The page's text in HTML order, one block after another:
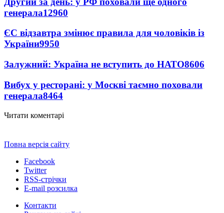
генерала12960
ЄС відзавтра змінює правила для чоловіків із
України9950
Залужний: Україна не вступить до НАТО8606
Вибух у ресторані: у Москві таємно поховали
генерала8464
Читати коментарі
Повна версія сайту
Facebook
Twitter
RSS-стрічки
E-mail розсилка
Контакти